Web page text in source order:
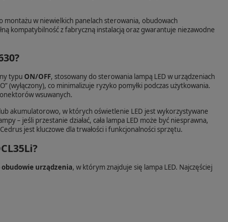
montażu w niewielkich panelach sterowania, obudowach
kompatybilność z fabryczną instalacją oraz gwarantuje niezawodne
typu ON/OFF, stosowany do sterowania lampą LED w urządzeniach
(wyłączony), co minimalizuje ryzyko pomyłki podczas użytkowania.
wsuwanych.
akumulatorowo, w których oświetlenie LED jest wykorzystywane
– jeśli przestanie działać, cała lampa LED może być niesprawna,
jest kluczowe dla trwałości i funkcjonalności sprzętu.
urządzenia, w którym znajduje się lampa LED. Najczęściej